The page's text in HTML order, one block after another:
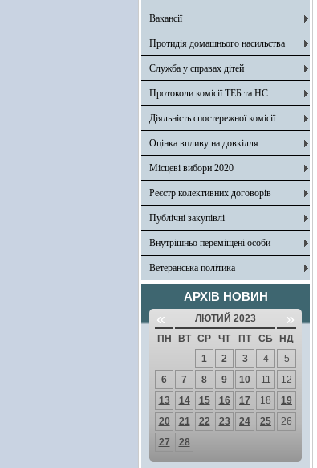
Вакансії
Протидія домашнього насильства
Служба у справах дітей
Протоколи комісії ТЕБ та НС
Діяльність спостережної комісії
Оцінка впливу на довкілля
Місцеві вибори 2020
Реєстр колективних договорів
Публічні закупівлі
Внутрішньо переміщені особи
Ветеранська політика
АРХІВ НОВИН
« ЛЮТИЙ 2023 »
ПН ВТ СР ЧТ ПТ СБ
НД
1
2 3 4
5
6
7 8 9 10 11
12
13
14 15 16 17 18
19
20
21 22 23 24 25
26
27
28